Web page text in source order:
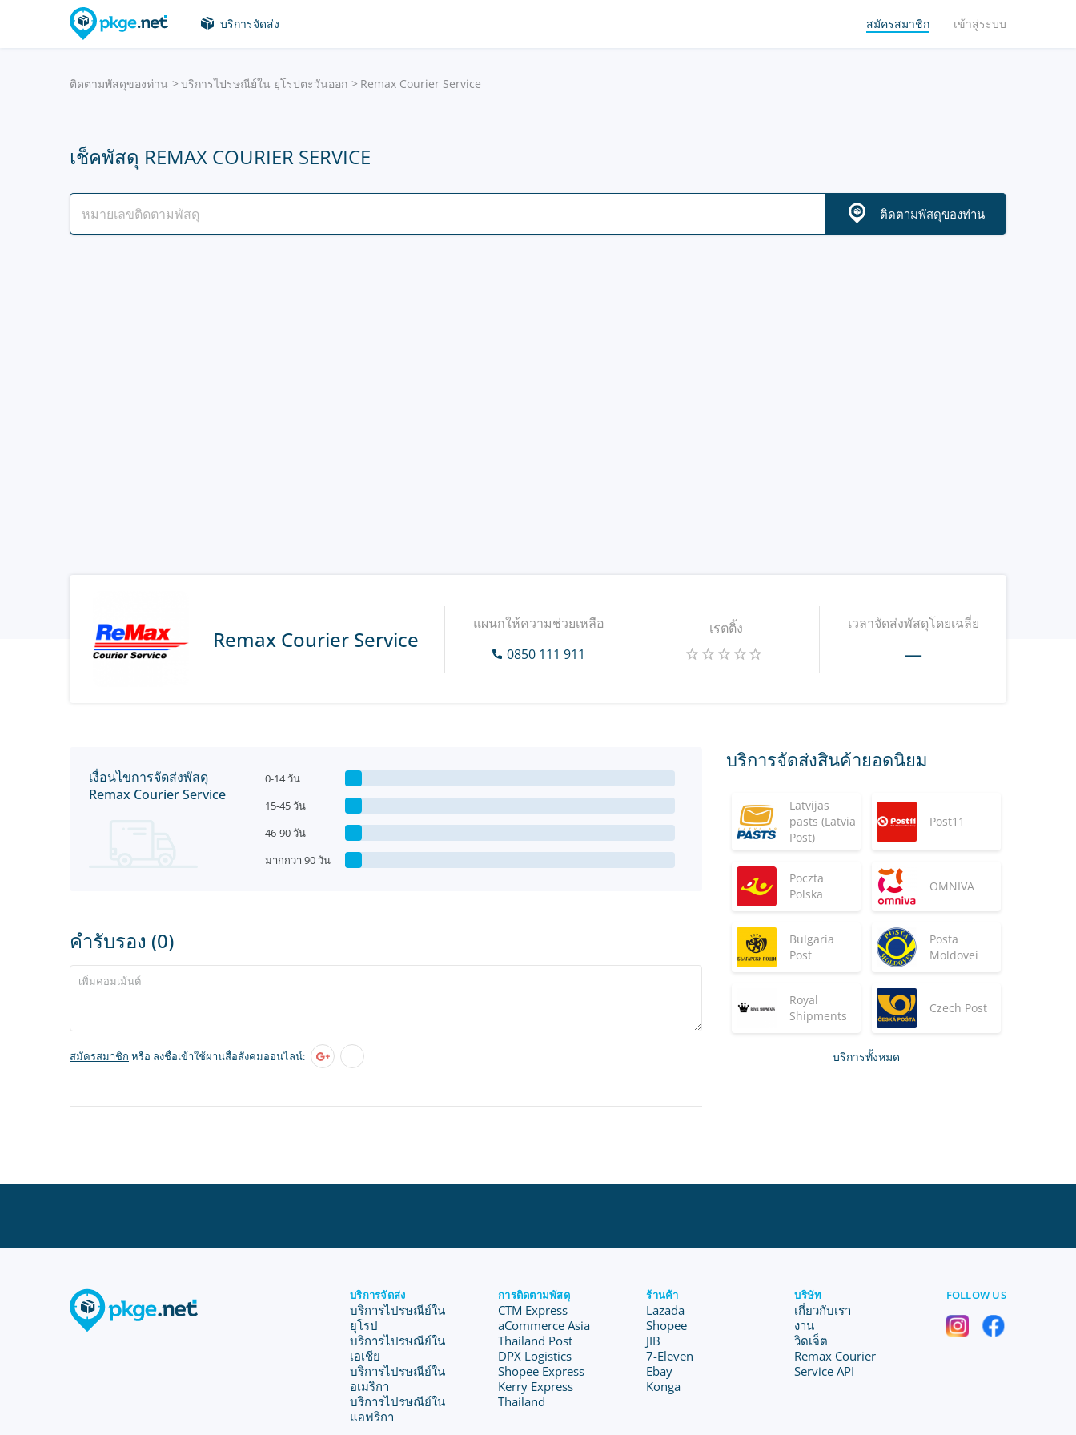
บริการจัดส่ง สมัครสมาชิก เข้าสู่ระบบ
ติดตามพัสดุของท่าน บริการไปรษณีย์ใน ยุโรปตะวันออก Remax Courier Service
เช็คพัสดุ REMAX COURIER SERVICE
ติดตามพัสดุของท่าน
Remax Courier Service
แผนกให้ความช่วยเหลือ
0850 111 911
เรตติ้ง เวลาจัดส่งพัสดุโดยเฉลี่ย
—
เงื่อนไขการจัดส่งพัสดุ
Remax Courier Service
0-14 วัน
15-45 วัน
46-90 วัน
มากกว่า 90 วัน
คำรับรอง (0)
สมัครสมาชิก หรือ ลงชื่อเข้าใช้ผ่านสื่อสังคมออนไลน์:
บริการจัดส่งสินค้ายอดนิยม
Latvijas
pasts (Latvia
Post)
Post11
Poczta
Polska
OMNIVA
Bulgaria
Post
Posta
Moldovei
Royal
Shipments
Czech Post
บริการทั้งหมด
บริการจัดส่ง
บริการไปรษณีย์ใน
ยุโรป
บริการไปรษณีย์ใน
เอเชีย
บริการไปรษณีย์ใน
อเมริกา
บริการไปรษณีย์ใน
แอฟริกา
การติดตามพัสดุ
CTM Express
aCommerce Asia
Thailand Post
DPX Logistics
Shopee Express
Kerry Express
Thailand
ร้านค้า
Lazada
Shopee
JIB
7-Eleven
Ebay
Konga
บริษัท
เกี่ยวกับเรา
งาน
วิดเจ็ต
Remax Courier
Service API
FOLLOW US